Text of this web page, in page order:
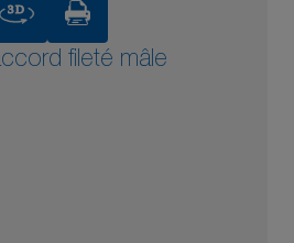
3D
fileté mâle